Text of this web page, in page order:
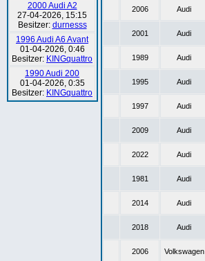
2000 Audi A2
27-04-2026, 15:15
Besitzer: durnesss
1996 Audi A6 Avant
01-04-2026, 0:46
Besitzer: KINGquattro
1990 Audi 200
01-04-2026, 0:35
Besitzer: KINGquattro
2006 Audi
2001 Audi
1989 Audi
1995 Audi
1997 Audi
2009 Audi
2022 Audi
1981 Audi
2014 Audi
2018 Audi
2006 Volkswagen